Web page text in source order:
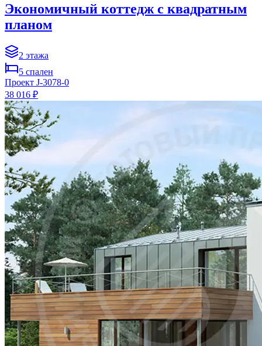
Экономичный коттедж с квадратным
планом
2 этажа
5 спален
Проект J-3078-0
38 016 ₽